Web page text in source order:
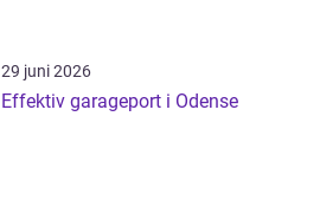
29 juni 2026
Effektiv garageport i Odense